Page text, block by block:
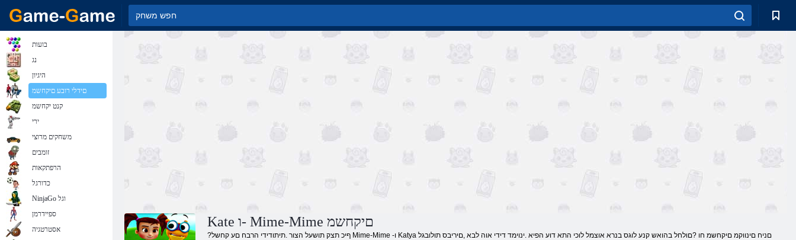
Kate ו- Mime-Mime םיקחשמ
?ףיכ תצק תושעל הצור .תיתודידי הרבח םע קחשל Mime-Mime -ו Katya םניח םינווקמ םיקחשמ חו ?םולחל בהואש קנע לוגס בנרא אוצמל לוכי התא דוע הפיא .ינוימד דידי אוה לבא ,םיריבס תולובגל
בועות
נג
היגיון
םידלי רובע םיקחשמ
קנט יקחשמ
ירי
משחקים מרוצי
זומבים
הרפתקאות
כדורגל
NinjaGo וגל
ספיידרמן
אסטרטגיה